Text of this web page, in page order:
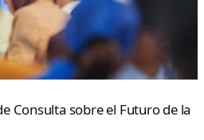
Consulta sobre el Futuro de la